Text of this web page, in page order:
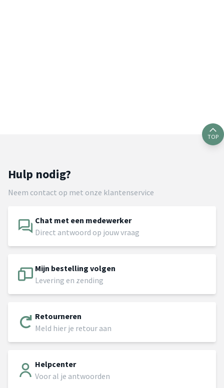
TOP
Hulp nodig?
Neem contact op met onze klantenservice
Chat met een medewerker
Direct antwoord op jouw vraag
Mijn bestelling volgen
Levering en zending
Retourneren
Meld hier je retour aan
Helpcenter
Voor al je antwoorden